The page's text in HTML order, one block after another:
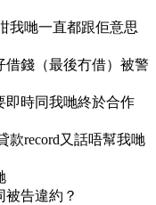
我哋一直都跟佢意思
借錢（最後冇借）被警
即時同我哋終於合作
款record又話唔幫我哋
告違約？